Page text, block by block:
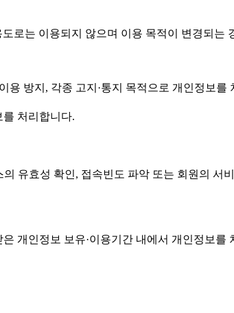
로는 이용되지 않으며 이용 목적이 변경되는
용 방지, 각종 고지·통지 목적으로 개인정보를
처리합니다.
유효성 확인, 접속빈도 파악 또는 회원의 서
개인정보 보유·이용기간 내에서 개인정보를